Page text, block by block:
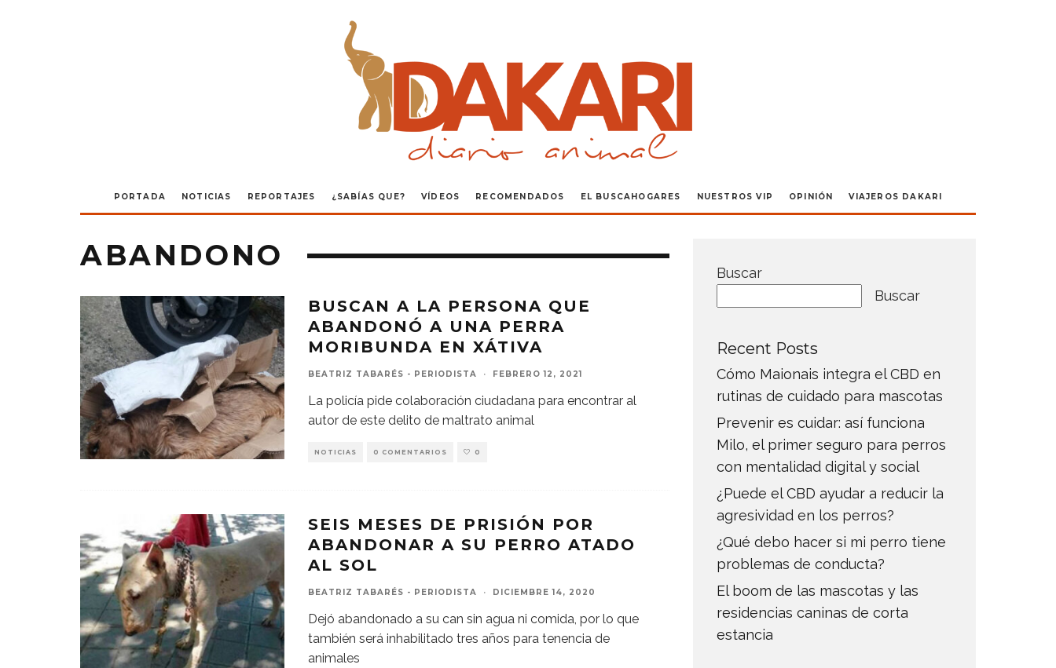
PORTADA NOTICIAS REPORTAJES ¿SABÍAS QUE? VÍDEOS RECOMENDADOS EL BUSCAHOGARES NUESTROS VIP OPINIÓN VIAJEROS DAKARI
ABANDONO
BUSCAN A LA PERSONA QUE
ABANDONÓ A UNA PERRA
MORIBUNDA EN XÁTIVA
BEATRIZ TABARÉS - PERIODISTA · FEBRERO 12, 2021
La policía pide colaboración ciudadana para encontrar al
autor de este delito de maltrato animal
NOTICIAS 0 COMENTARIOS 0
SEIS MESES DE PRISIÓN POR
ABANDONAR A SU PERRO ATADO
AL SOL
BEATRIZ TABARÉS - PERIODISTA · DICIEMBRE 14, 2020
Dejó abandonado a su can sin agua ni comida, por lo que
también será inhabilitado tres años para tenencia de
animales
Buscar
Buscar
Recent Posts
Cómo Maionais integra el CBD en
rutinas de cuidado para mascotas
Prevenir es cuidar: así funciona
Milo, el primer seguro para perros
con mentalidad digital y social
¿Puede el CBD ayudar a reducir la
agresividad en los perros?
¿Qué debo hacer si mi perro tiene
problemas de conducta?
El boom de las mascotas y las
residencias caninas de corta
estancia